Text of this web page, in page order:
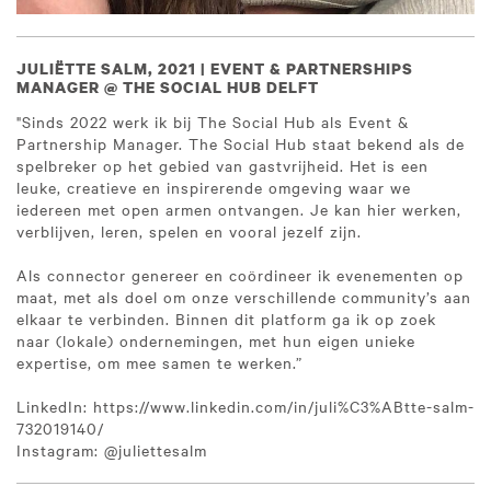
JULIËTTE SALM, 2021 | EVENT & PARTNERSHIPS
MANAGER @ THE SOCIAL HUB DELFT
"Sinds 2022 werk ik bij The Social Hub als Event &
Partnership Manager. The Social Hub staat bekend als de
spelbreker op het gebied van gastvrijheid. Het is een
leuke, creatieve en inspirerende omgeving waar we
iedereen met open armen ontvangen. Je kan hier werken,
verblijven, leren, spelen en vooral jezelf zijn.
Als connector genereer en coördineer ik evenementen op
maat, met als doel om onze verschillende community’s aan
elkaar te verbinden. Binnen dit platform ga ik op zoek
naar (lokale) ondernemingen, met hun eigen unieke
expertise, om mee samen te werken.”
LinkedIn: https://www.linkedin.com/in/juli%C3%ABtte-salm-
732019140/
Instagram: @juliettesalm